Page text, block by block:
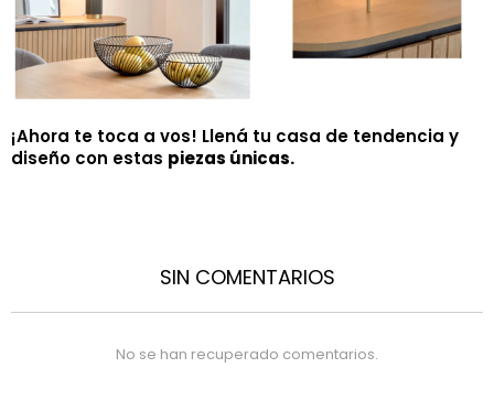
¡Ahora te toca a vos! Llená tu casa de tendencia y
diseño con estas piezas únicas.
SIN COMENTARIOS
No se han recuperado comentarios.